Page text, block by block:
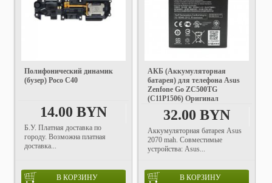
Полифонический динамик
(бузер) Poco C40
14.00 BYN
Б.У. Платная доставка по
городу. Возможна платная
доставка...
В КОРЗИНУ
АКБ (Аккумуляторная
батарея) для телефона Asus
Zenfone Go ZC500TG
(C11P1506) Оригинал
32.00 BYN
Аккумуляторная батарея Asus
2070 mah. Совместимые
устройства: Asus...
В КОРЗИНУ